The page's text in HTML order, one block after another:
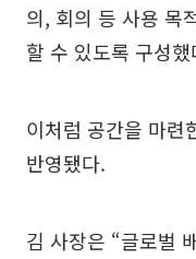
의, 회의 등 사용 목
할 수 있도록 구성했
이처럼 공간을 마련
반영됐다.
김 사장은 “글로벌